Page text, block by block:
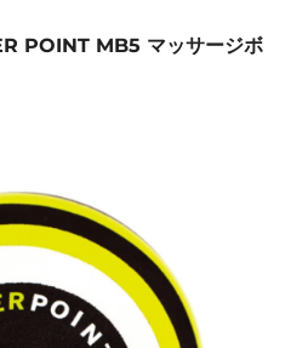
POINT MB5 マッサージボ